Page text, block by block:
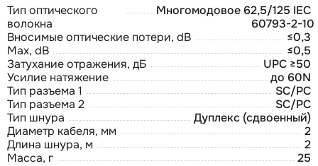
Тип оптического
волокна
Многомодовое 62,5/125 IEC
60793-2-10
Вносимые оптические потери, dB
≤0,3
Max, dB
≤0,5
Затухание отражения, дБ
UPC ≥50
Усилие натяжение
до 60N
Тип разъема 1
SC/PC
Тип разъема 2
SC/PC
Тип шнура
Дуплекс (сдвоенный)
Диаметр кабеля, мм
2
Длина шнура, м
2
Масса, г
25